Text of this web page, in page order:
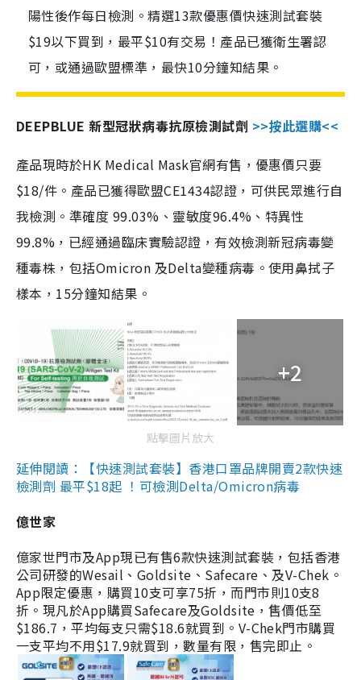
陽性後作每日檢測。精選13款優惠價快速測試套裝
$19以下買到，最平$10有交易！產品已獲衛生署認
可，或通過歐盟標準，最快10分鐘知結果。
DEEPBLUE 新型冠狀病毒抗原檢測試劑 >>按此選購<<
產品現時於HK Medical Mask官網有售，優惠價只要
$18/件。產品已獲得歐盟CE1434認證，可供民眾進行自
我檢測。準確度 99.03%、靈敏度96.4%、特異性
99.8%，已經通過臨床實驗認證，有效檢測新冠病毒變
種毒株，包括Omicron 及Delta變種病毒。使用鼻拭子
樣本，15分鐘知結果。
+2
點擊圖片放大
延伸閱讀：【快速測試套裝】香港口罩品牌開賣2款快速
檢測劑 最平$18起 ！可檢測Delta/Omicron病毒
億世家
億家世門市及App現已有售6款快速測試套裝，包括香港
公司研發的Wesail、Goldsite、Safecare、及V-Chek。
App限定優惠，購買10支可享75折，而門市則10支8
折。現凡於App購買Safecare及Goldsite，售價低至
$186.7，平均每支只需$18.6就買到。V-Chek門市購買
一支平均不用$17.9就買到，數量有限，售完即止。